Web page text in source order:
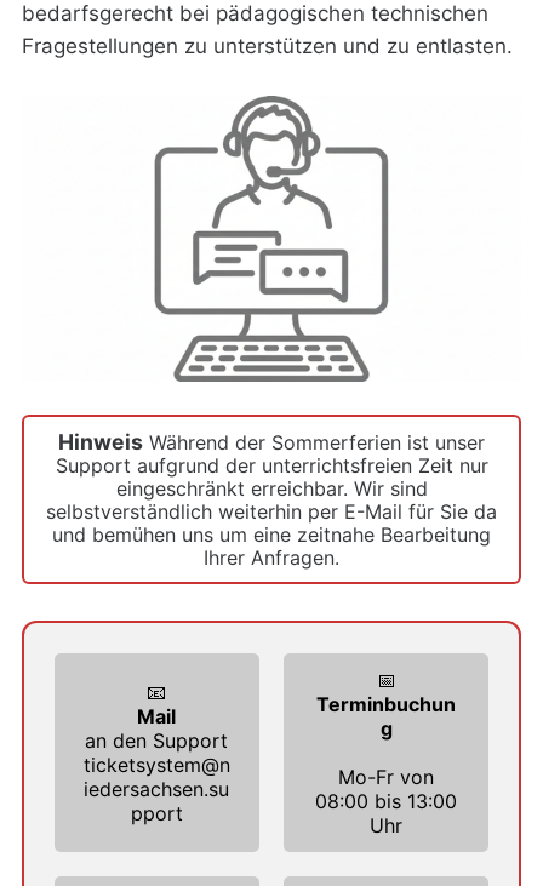
bedarfsgerecht bei pädagogischen technischen
Fragestellungen zu unterstützen und zu entlasten.
Hinweis Während der Sommerferien ist unser
Support aufgrund der unterrichtsfreien Zeit nur
eingeschränkt erreichbar. Wir sind
selbstverständlich weiterhin per E-Mail für Sie da
und bemühen uns um eine zeitnahe Bearbeitung
Ihrer Anfragen.
📧
Mail
an den Support
ticketsystem@n
iedersachsen.su
pport
📅
Terminbuchun
g
Mo-Fr von
08:00 bis 13:00
Uhr